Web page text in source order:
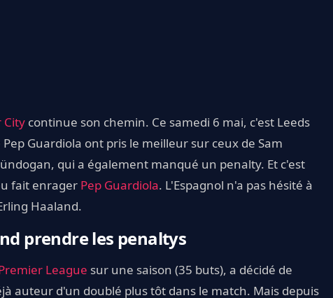
City continue son chemin. Ce samedi 6 mai, c'est Leeds
Guardiola ont pris le meilleur sur ceux de Sam
qui a également manqué un penalty. Et c'est
fait enrager Pep Guardiola. L'Espagnol n'a pas hésité à
Haaland.
prendre les penaltys
League sur une saison (35 buts), a décidé de
auteur d'un doublé plus tôt dans le match. Mais depuis